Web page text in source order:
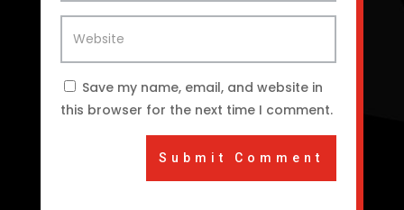
Save my name, email, and website in
this browser for the next time I comment.
Submit Comment